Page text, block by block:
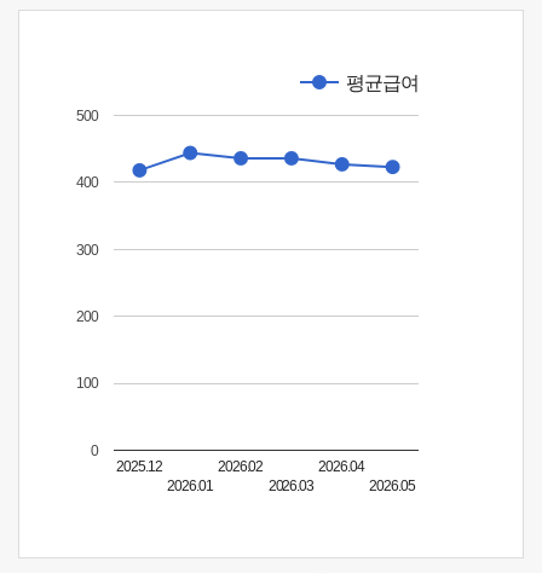
평균급여
2025.12
2026.01
2026.02
2026.03
2026.04
2026.05
0
100
200
300
400
500